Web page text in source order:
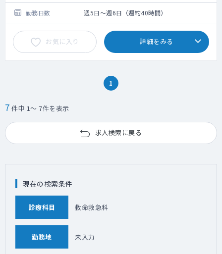
勤務日数 週5日～週6日（週約40時間）
お気に入り 詳細をみる
1
7 件中 1～ 7件を表示
求人検索に戻る
現在の検索条件
診療科目 救命救急科
勤務地 未入力